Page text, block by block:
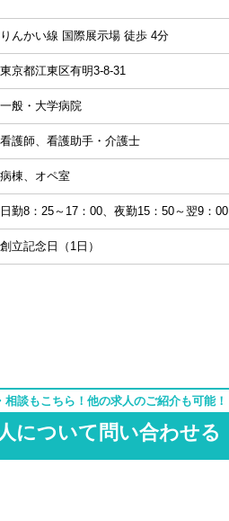
りんかい線 国際展示場 徒歩 4分
東京都江東区有明3-8-31
一般・大学病院
看護師、看護助手・介護士
病棟、オペ室
日勤8：25～17：00、夜勤15：50～翌9：00
創立記念日（1日）
相談もこちら！他の求人のご紹介も可能！
について問い合わせる